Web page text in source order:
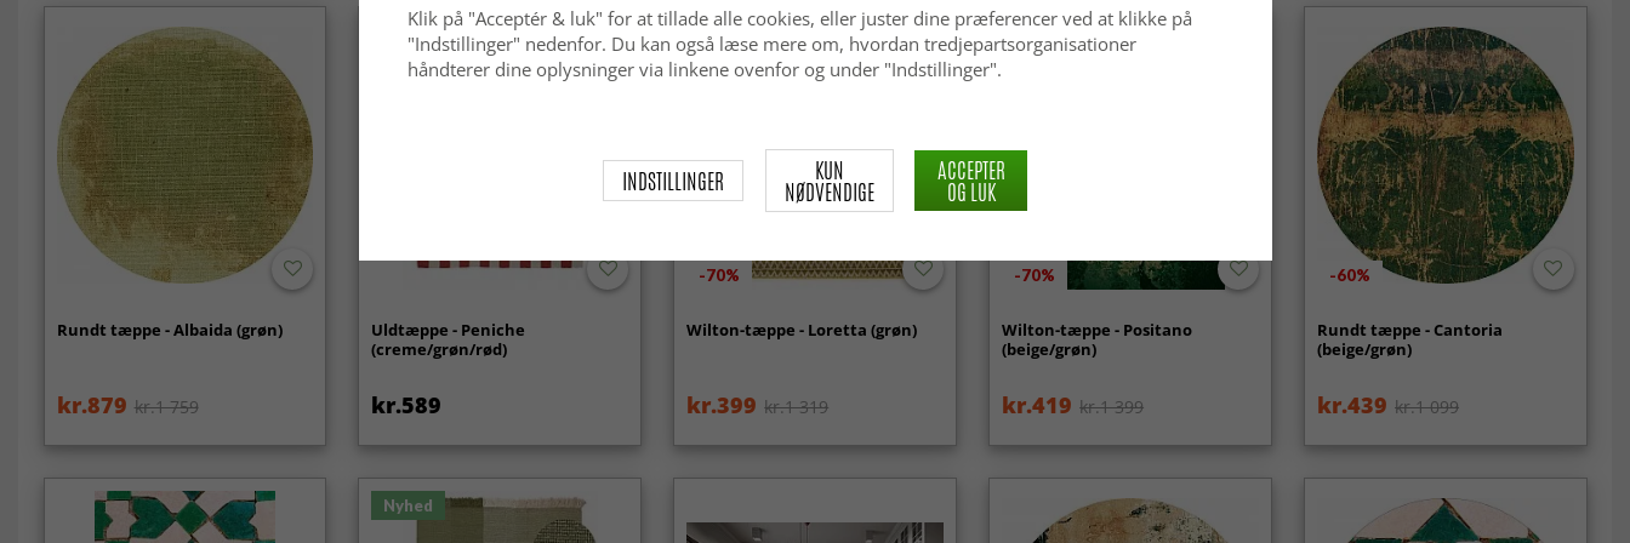
Rundt tæppe - Albaida (grøn)
kr.879 kr.1 759
Nyhed
Uldtæppe - Peniche
(creme/grøn/rød)
kr.589
-70%
Wilton-tæppe - Loretta (grøn)
kr.399 kr.1 319
-70%
Wilton-tæppe - Positano
(beige/grøn)
kr.419 kr.1 399
-60%
Rundt tæppe - Cantoria
(beige/grøn)
kr.439 kr.1 099
Nyhed
Klik på "Acceptér & luk" for at tillade alle cookies, eller juster dine præferencer ved at klikke på
"Indstillinger" nedenfor. Du kan også læse mere om, hvordan tredjepartsorganisationer
håndterer dine oplysninger via linkene ovenfor og under "Indstillinger".
INDSTILLINGER KUN
NØDVENDIGE
ACCEPTER
OG LUK